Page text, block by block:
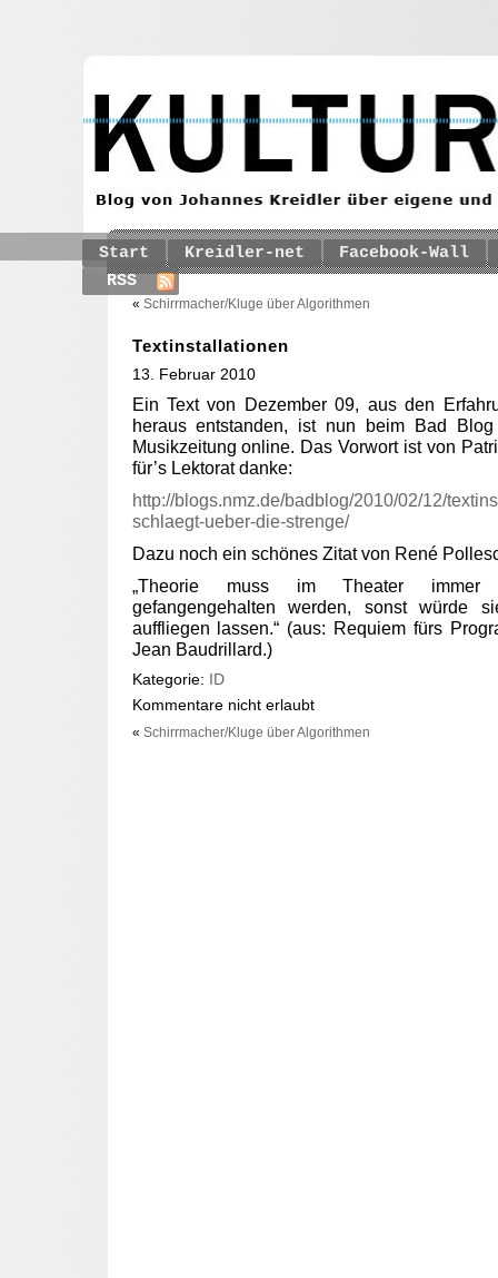
Start Kreidler-net
Facebook-Wall
RSS
« Schirrmacher/Kluge über Algorithmen
Textinstallationen
13. Februar 2010
Ein Text von Dezember 09, aus den
heraus entstanden, ist nun beim Bad
Musikzeitung online. Das Vorwort ist von
für’s Lektorat danke:
http://blogs.nmz.de/badblog/2010/02/12/
schlaegt-ueber-die-strenge/
Dazu noch ein schönes Zitat von René
„Theorie muss im Theater immer
gefangengehalten werden, sonst würde
auffliegen lassen.“ (aus: Requiem fürs
Jean Baudrillard.)
Kategorie:
ID
Kommentare nicht erlaubt
« Schirrmacher/Kluge über Algorithmen